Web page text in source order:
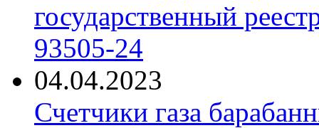
государственный
93505-24
04.04.2023
Счетчики газа